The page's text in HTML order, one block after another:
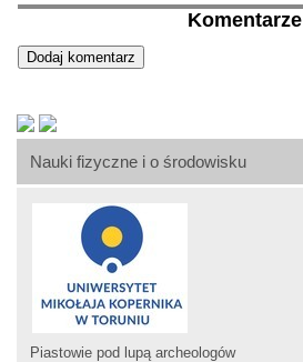
Nauki fizyczne i o środowisku
Piastowie pod lupą archeologów
Komentarze